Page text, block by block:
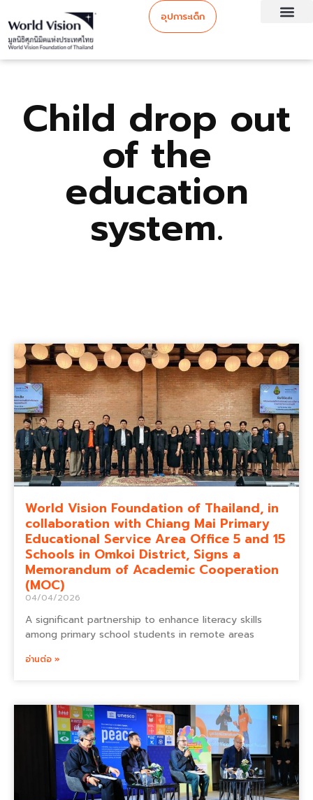
อุปการะเด็ก
Child drop out
of the
education
system.
World Vision Foundation of Thailand, in
collaboration with Chiang Mai Primary
Educational Service Area Office 5 and 15
Schools in Omkoi District, Signs a
Memorandum of Academic Cooperation
(MOC)
04/04/2026
A significant partnership to enhance literacy skills
among primary school students in remote areas
อ่านต่อ »